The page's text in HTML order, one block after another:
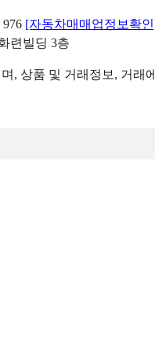
[자동차매매업정보확
련빌딩 3층
, 상품 및 거래정보, 거래